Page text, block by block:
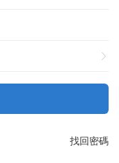
找回密碼